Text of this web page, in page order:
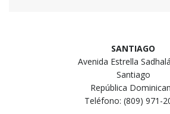
SANTIAGO
Avenida Estrella
Santiago
República
Teléfono: (809) 971-